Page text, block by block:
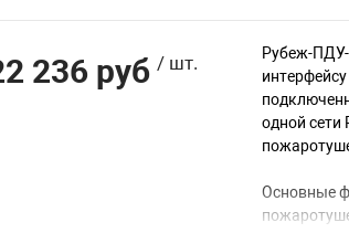
236 руб / шт.
Рубеж-
одной сети
Основные